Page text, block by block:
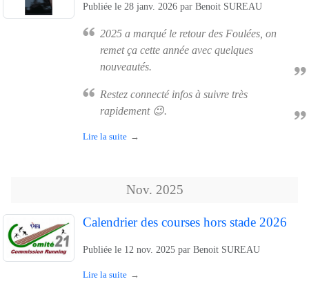
Publiée le 28 janv. 2026 par Benoit SUREAU
2025 a marqué le retour des Foulées, on
remet ça cette année avec quelques
nouveautés.
Restez connecté infos à suivre très
rapidement 😉.
Lire la suite
Nov. 2025
Calendrier des courses hors stade 2026
Publiée le 12 nov. 2025 par Benoit SUREAU
Lire la suite